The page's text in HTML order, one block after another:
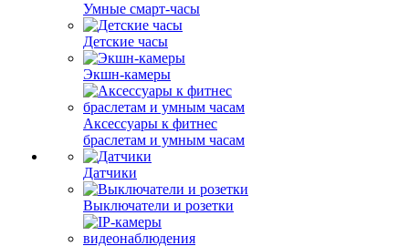
Умные смарт-часы
Детские часы
Экшн-камеры
Аксессуары к фитнес
браслетам и умным часам
Датчики
Выключатели и розетки